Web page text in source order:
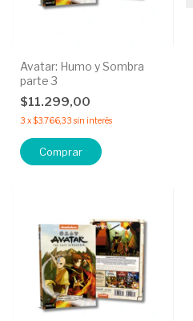
Avatar: Humo y Sombra
parte 3
$11.299,00
3 x$3.766,33 sin interés